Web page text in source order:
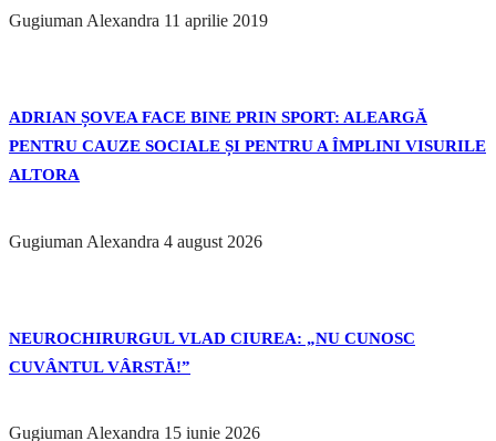
Gugiuman Alexandra 11 aprilie 2019
ADRIAN ȘOVEA FACE BINE PRIN SPORT: ALEARGĂ
PENTRU CAUZE SOCIALE ȘI PENTRU A ÎMPLINI VISURILE
ALTORA
Gugiuman Alexandra 4 august 2026
NEUROCHIRURGUL VLAD CIUREA: „NU CUNOSC
CUVÂNTUL VÂRSTĂ!”
Gugiuman Alexandra 15 iunie 2026